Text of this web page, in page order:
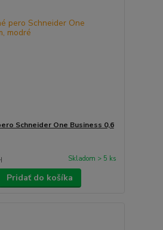
Schneider One Business 0,6
Skladom > 5 ks
Pridať do košíka